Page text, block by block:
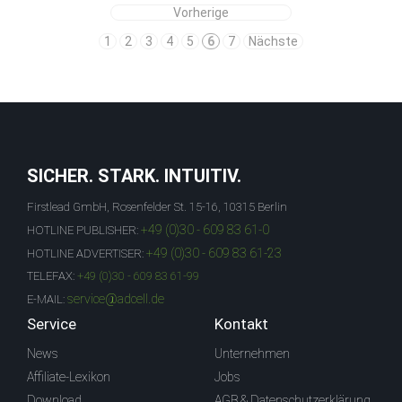
Vorherige
1
2 3 4 5 6 7 Nächste
SICHER. STARK. INTUITIV.
Firstlead GmbH, Rosenfelder St. 15-16, 10315 Berlin
HOTLINE PUBLISHER: +49 (0)30 - 609 83 61-0
HOTLINE ADVERTISER: +49 (0)30 - 609 83 61-23
TELEFAX: +49 (0)30 - 609 83 61-99
E-MAIL: service@adcell.de
Service
News
Affiliate-Lexikon
Kontakt
Unternehmen
Jobs